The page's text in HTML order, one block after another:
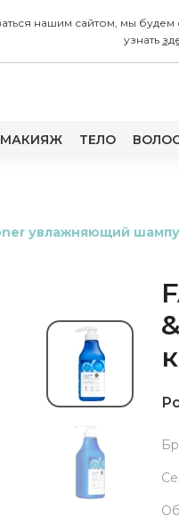
нашим сайтом, мы
узнать
МАКИЯЖ ТЕЛО
увлажняющий